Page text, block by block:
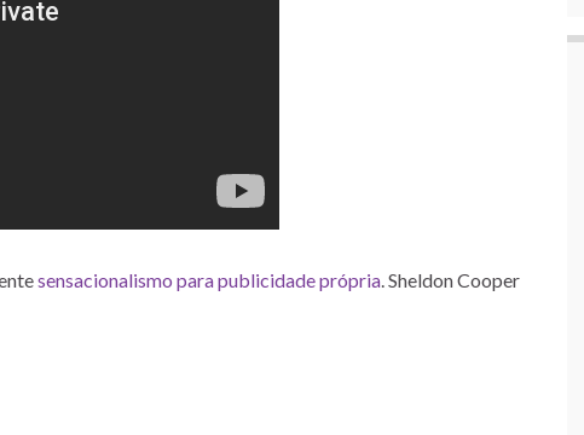
sensacionalismo para publicidade própria. Sheldon Cooper